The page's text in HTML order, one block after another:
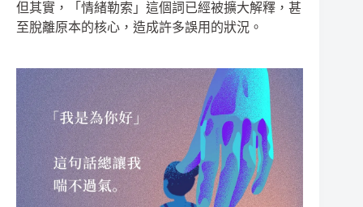
但其實，「情緒勒索」這個詞已經被擴大解釋，甚
至脫離原本的核心，造成許多誤用的狀況。